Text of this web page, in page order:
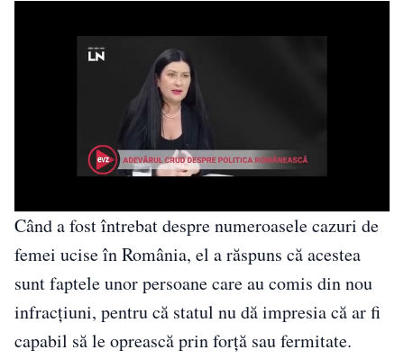
Când a fost întrebat despre numeroasele cazuri de
femei ucise în România, el a răspuns că acestea
sunt faptele unor persoane care au comis din nou
infracțiuni, pentru că statul nu dă impresia că ar fi
capabil să le oprească prin forță sau fermitate.